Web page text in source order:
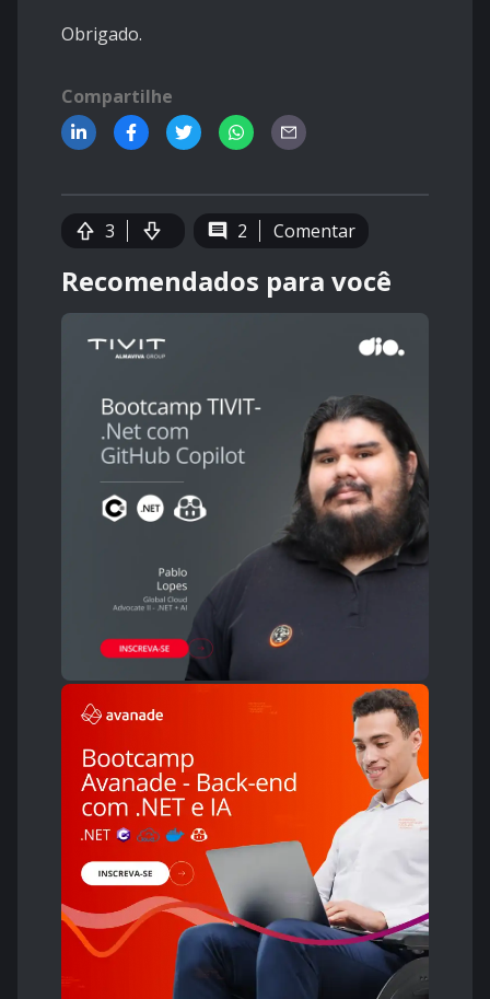
Obrigado.
Compartilhe
3 2 Comentar
Recomendados para você